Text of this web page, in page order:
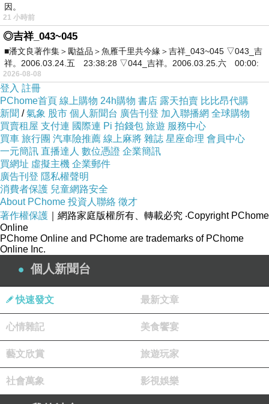
251103a2
因。
21 小時前
◎吉祥_043~045
■潘文良著作集＞勵益品＞魚雁千里共今緣＞吉祥_043~045 ▽043_吉
祥。2006.03.24.五 23:38:28 ▽044_吉祥。2006.03.25.六 00:00:
2026-08-08
登入 註冊
PChome首頁 線上購物 24h購物 書店 露天拍賣 比比昂代購
新聞 /氣象 股市 個人新聞台 廣告刊登 加入聯播網 全球購物
買賣租屋 支付連 國際連 Pi 拍錢包 旅遊 服務中心
買車 旅行團 汽車險推薦 線上麻將 雜誌 星座命理 會員中心
一元簡訊 直播達人 數位憑證 企業簡訊
買網址 虛擬主機 企業郵件
廣告刊登 隱私權聲明
消費者保護 兒童網路安全
About PChome 投資人聯絡 徵才
著作權保護 ｜網路家庭版權所有、轉載必究 ‧Copyright PChome
Online
PChome Online and PChome are trademarks of PChome
Online Inc.
個人新聞台
快速發文 最新文章
心情雜記 美食饗宴
藝文欣賞 旅遊玩家
社會萬象 影視娛樂